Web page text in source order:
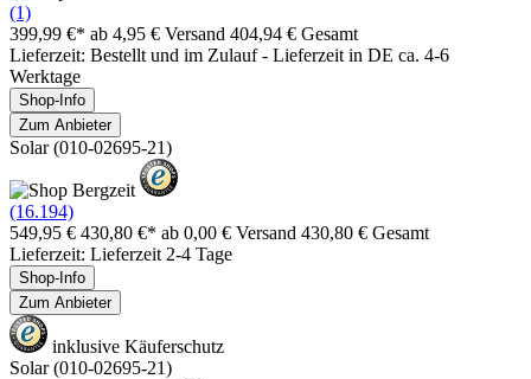
(1)
399,99 €* ab 4,95 € Versand 404,94 € Gesamt
Lieferzeit: Bestellt und im Zulauf - Lieferzeit in DE ca. 4-6
Werktage
Shop-Info
Zum Anbieter
Solar (010-02695-21)
(16.194)
549,95 € 430,80 €* ab 0,00 € Versand 430,80 € Gesamt
Lieferzeit: Lieferzeit 2-4 Tage
Shop-Info
Zum Anbieter
inklusive Käuferschutz
Solar (010-02695-21)